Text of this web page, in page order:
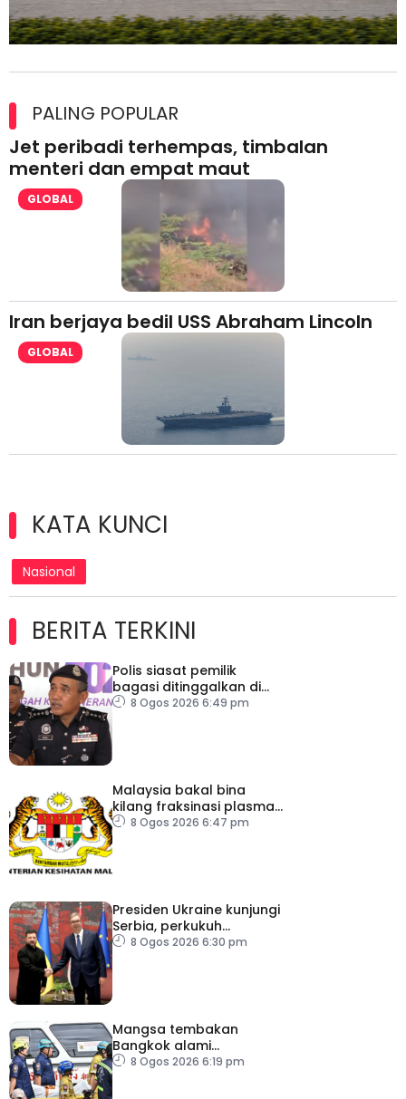
lesen separuh pertama 2026
PALING POPULAR
Jet peribadi terhempas, timbalan
menteri dan empat maut
GLOBAL
Iran berjaya bedil USS Abraham Lincoln
GLOBAL
KATA KUNCI
Nasional
BERITA TERKINI
Polis siasat pemilik
bagasi ditinggalkan di
ICQS Bukit Kayu Hitam
8 Ogos 2026 6:49 pm
Malaysia bakal bina
kilang fraksinasi plasma
sendiri dalam tempoh
8 Ogos 2026 6:47 pm
Presiden Ukraine kunjungi
Serbia, perkukuh
kerjasama ekonomi
8 Ogos 2026 6:30 pm
Mangsa tembakan
Bangkok alami
kecederaan pada organ
8 Ogos 2026 6:19 pm